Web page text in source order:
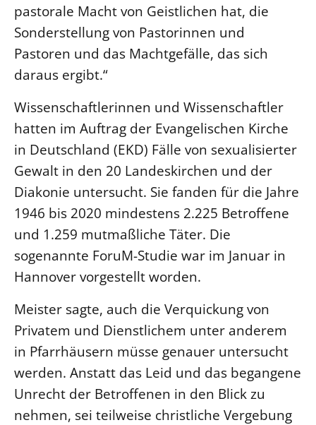
pastorale Macht von Geistlichen hat, die
Sonderstellung von Pastorinnen und
Pastoren und das Machtgefälle, das sich
daraus ergibt.“
Wissenschaftlerinnen und Wissenschaftler
hatten im Auftrag der Evangelischen Kirche
in Deutschland (EKD) Fälle von sexualisierter
Gewalt in den 20 Landeskirchen und der
Diakonie untersucht. Sie fanden für die Jahre
1946 bis 2020 mindestens 2.225 Betroffene
und 1.259 mutmaßliche Täter. Die
sogenannte ForuM-Studie war im Januar in
Hannover vorgestellt worden.
Meister sagte, auch die Verquickung von
Privatem und Dienstlichem unter anderem
in Pfarrhäusern müsse genauer untersucht
werden. Anstatt das Leid und das begangene
Unrecht der Betroffenen in den Blick zu
nehmen, sei teilweise christliche Vergebung
Hintergrund
MITARBEIT
Ehrenamt
Freie Stellen
BIBLIOTHEK & ARCHIV
SERVICE
Älterwerden im Pfarrberuf
Beteiligungsverfahren
Beschwerdestellen
Ephoralbüro
Finanzplanung
Fundraising
IT-Service
Corporate Design
Interventionsplan
Jahresgespräche